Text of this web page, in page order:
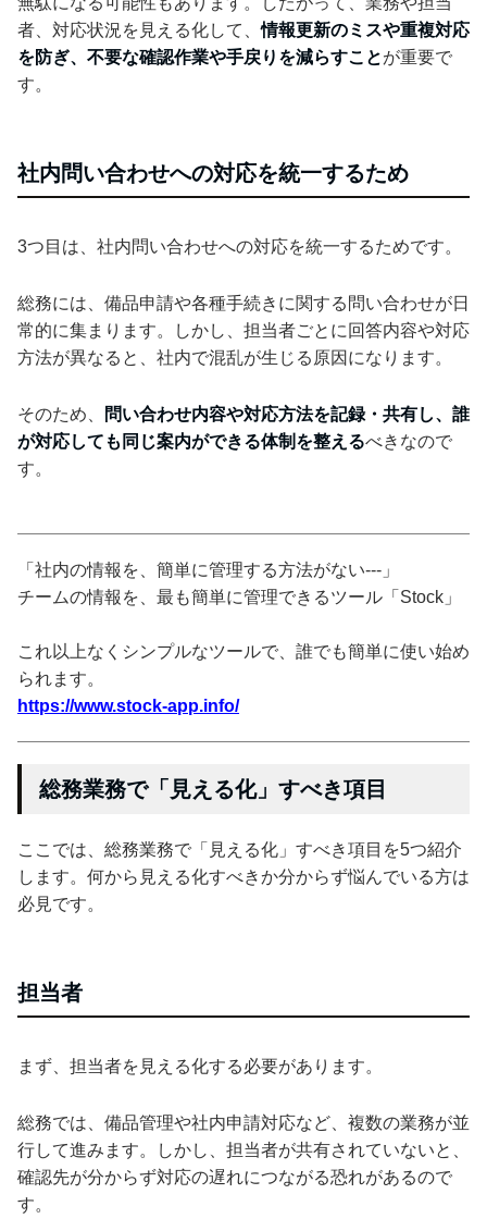
者、対応状況を見える化して、情報更新のミスや重複対応
を防ぎ、不要な確認作業や手戻りを減らすことが重要で
す。
社内問い合わせへの対応を統一するため
3つ目は、社内問い合わせへの対応を統一するためです。
総務には、備品申請や各種手続きに関する問い合わせが日
常的に集まります。しかし、担当者ごとに回答内容や対応
方法が異なると、社内で混乱が生じる原因になります。
そのため、
問い合わせ内容や対応方法を記録・共有し、誰
が対応しても同じ案内ができる体制を整えるべきなので
す。
「社内の情報を、簡単に管理する方法がない---」
チームの情報を、最も簡単に管理できるツール「Stock」
これ以上なくシンプルなツールで、誰でも簡単に使い始め
られます。
https://www.stock-app.info/
総務業務で「見える化」すべき項目
ここでは、総務業務で「見える化」すべき項目を5つ紹介
します。何から見える化すべきか分からず悩んでいる方は
必見です。
担当者
まず、担当者を見える化する必要があります。
総務では、備品管理や社内申請対応など、複数の業務が並
行して進みます。しかし、担当者が共有されていないと、
確認先が分からず対応の遅れにつながる恐れがあるので
す。